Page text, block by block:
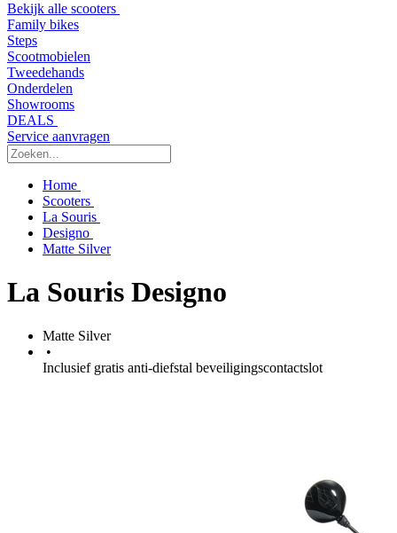
Bekijk alle scooters
Family bikes
Steps
Scootmobielen
Tweedehands
Onderdelen
Showrooms
DEALS
Service aanvragen
Home
Scooters
La Souris
Designo
Matte Silver
La Souris Designo
Matte Silver
•
Inclusief gratis anti-diefstal beveiligingscontactslot